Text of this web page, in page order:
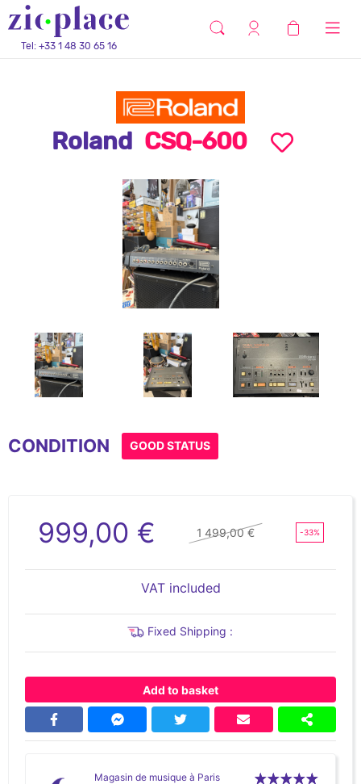
Tel: +33 1 48 30 65 16
Roland CSQ-600
of
CONDITION GOOD STATUS
999,00 € 1 499,00 € -33%
VAT included
Fixed Shipping :
Add to basket
Magasin de musique à Paris